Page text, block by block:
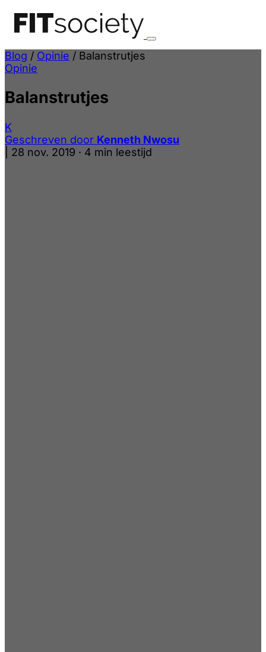
Blog / Opinie / Balanstrutjes
Opinie
Balanstrutjes
K
Geschreven door Kenneth Nwosu
28 nov. 2019 · 4 min leestijd